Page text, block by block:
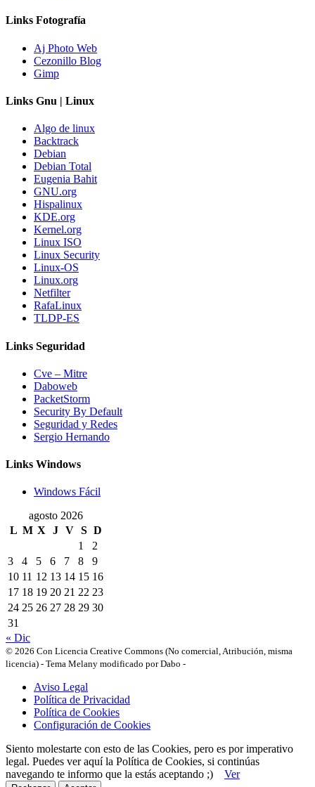
Links Fotografía
Aj Photo Web
Cezonillo Blog
Gimp
Links Gnu | Linux
Algo de linux
Backtrack
Debian
Debian Total
Eugenia Bahit
GNU.org
Hispalinux
KDE.org
Kernel.org
Linux ISO
Linux Security
Linux-OS
Linux.org
Netfilter
RafaLinux
TLDP-ES
Links Seguridad
Cve – Mitre
Daboweb
PacketStorm
Security By Default
Seguridad y Redes
Sergio Hernando
Links Windows
Windows Fácil
agosto 2026
L M X J V S D
1
2
3
4 5 6 7 8
9
10 11 12 13 14 15 16
17 18 19 20 21 22 23
24 25 26 27 28 29 30
31
« Dic
© 2026 Con Licencia Creative Commons (No comercial, Atribución, misma
licencia) - Tema Melany modificado por Dabo -
Aviso Legal
Política de Privacidad
Política de Cookies
Configuración de Cookies
Siento molestarte con esto de las Cookies, pero es por imperativo
legal. Puedes ver aquí la Política de Cookies, si continúas
navegando te informo que la estás aceptando ;) Ver